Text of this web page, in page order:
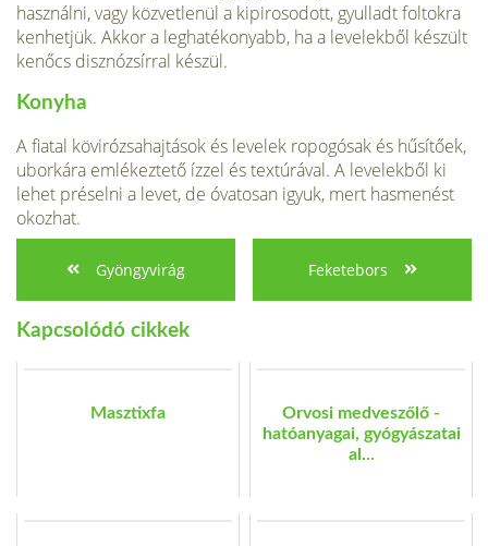
hasz­nálni, vagy közvetlenül a kipi­rosodott, gyulladt foltokra
ken­hetjük. Akkor a leghatékonyabb, ha a levelekből készült
kenőcs disznózsírral készül.
Konyha
A fiatal kövirózsahajtások és levelek ropogósak és hűsítőek,
uborkára emlékeztető íz­zel és textúrával. A levelekből ki
lehet préselni a levet, de óva­tosan igyuk, mert hasmenést
okozhat.
Gyöngyvirág Feketebors
Kapcsolódó cikkek
Masztixfa
Orvosi medveszőlő -
hatóanyagai, gyógyászatai
al...